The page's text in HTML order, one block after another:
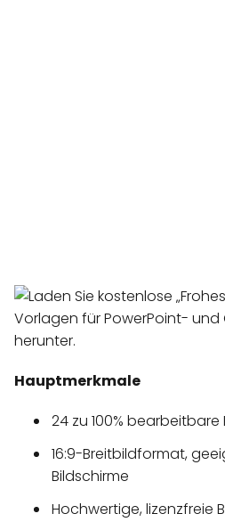
Hauptmerkmale
24 zu 100% bearbeitbare
16:9-Breitbildformat,
Bildschirme
Hochwertige, lizenzfreie